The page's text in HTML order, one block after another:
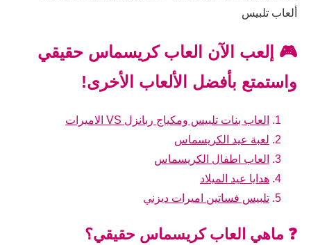
ألعاب تلبيس
🎮 إلعب الآن العاب كريسماس حقيقي
واستمتع بأفضل الألعاب الأخرى!
العاب بنات تلبيس ومكياج ربانزل VS الاميرات
لعبة عيد الكريسماس
العاب اطفال الكريسماس
هدايا عيد الميلاد
تلبيس فساتين اميرات ديزني
❓ ماهي العاب كريسماس حقيقي؟